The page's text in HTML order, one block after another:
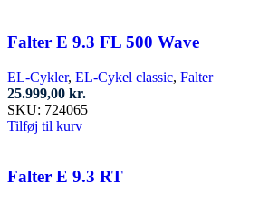
flere
Mulighederne
kan
Falter E 9.3 FL 500 Wave
EL-Cykler, EL-Cykel classic, Falter
25.999,00 kr.
SKU: 724065
Tilføj til kurv
Falter E 9.3 RT